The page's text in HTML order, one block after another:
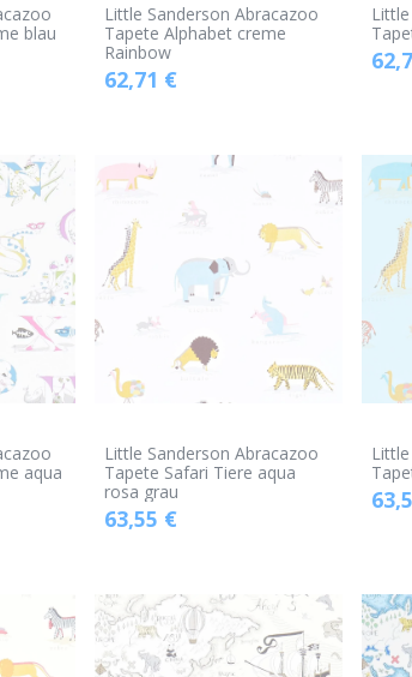
blau
Little Sanderson Abracazoo
Tapete Alphabet creme
Rainbow
62,71 €
aqua
Little Sanderson Abracazoo
Tapete Safari Tiere aqua
rosa grau
63,55 €